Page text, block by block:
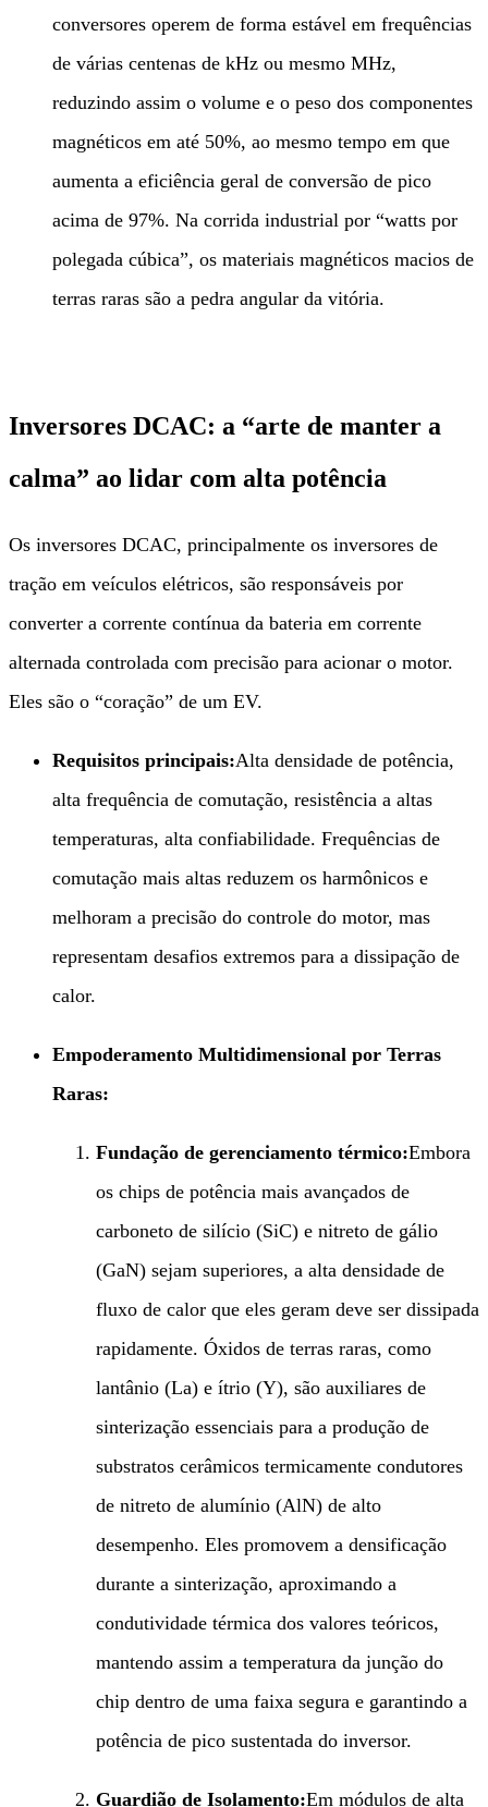
conversores operem de forma estável em frequências
de várias centenas de kHz ou mesmo MHz,
reduzindo assim o volume e o peso dos componentes
magnéticos em até 50%, ao mesmo tempo em que
aumenta a eficiência geral de conversão de pico
acima de 97%. Na corrida industrial por “watts por
polegada cúbica”, os materiais magnéticos macios de
terras raras são a pedra angular da vitória.
Inversores DCAC: a “arte de manter a
calma” ao lidar com alta potência
Os inversores DCAC, principalmente os inversores de
tração em veículos elétricos, são responsáveis ​​por
converter a corrente contínua da bateria em corrente
alternada controlada com precisão para acionar o motor.
Eles são o “coração” de um EV.
Requisitos principais:​Alta densidade de potência,
alta frequência de comutação, resistência a altas
temperaturas, alta confiabilidade. Frequências de
comutação mais altas reduzem os harmônicos e
melhoram a precisão do controle do motor, mas
representam desafios extremos para a dissipação de
calor.
Empoderamento Multidimensional por Terras
Raras:​
Fundação de gerenciamento térmico:​Embora
os chips de potência mais avançados de
carboneto de silício (SiC) e nitreto de gálio
(GaN) sejam superiores, a alta densidade de
fluxo de calor que eles geram deve ser dissipada
rapidamente. Óxidos de terras raras, como
lantânio (La) e ítrio (Y), são auxiliares de
sinterização essenciais para a produção de
substratos cerâmicos termicamente condutores
de nitreto de alumínio (AlN) de alto
desempenho. Eles promovem a densificação
durante a sinterização, aproximando a
condutividade térmica dos valores teóricos,
mantendo assim a temperatura da junção do
chip dentro de uma faixa segura e garantindo a
potência de pico sustentada do inversor.
Guardião de Isolamento:​Em módulos de alta